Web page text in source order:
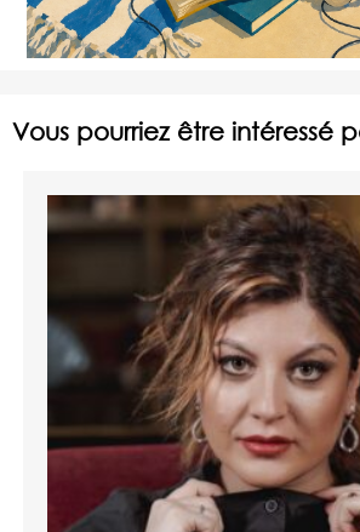
Vous pourriez être intéressé